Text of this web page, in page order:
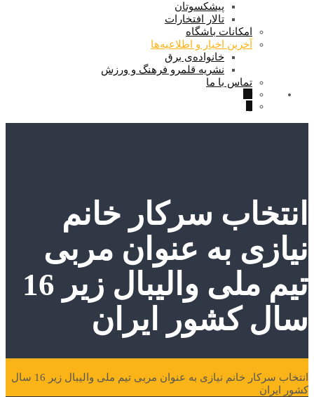
پیشکسوتان
تالار افتخارات
امکانات باشگاه
آخرین اخبار و اطلاعیه‌ها
خانواده‌ی برق
نشریه قلمرو فرهنگ و ورزش
تماس با ما
انتخاب سرکار خانم
نیازی به عنوان مربی
تیم ملی والیبال زیر 16
سال کشور ایران
انتخاب سرکار خانم نیازی به عنوان مربی تیم ملی والیبال زیر 16 سال
کشور ایران